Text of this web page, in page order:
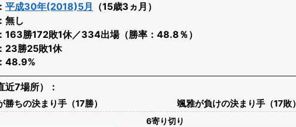
平成30年(2018)5月
（15歳3ヵ月）
無し
163勝172敗1休／334出場（勝率：48.8％）
23勝25敗1休
48.9%
7場所）
勝ちの決まり手（17勝）
6
颯雅が負けの決まり手（17敗）
寄り切り